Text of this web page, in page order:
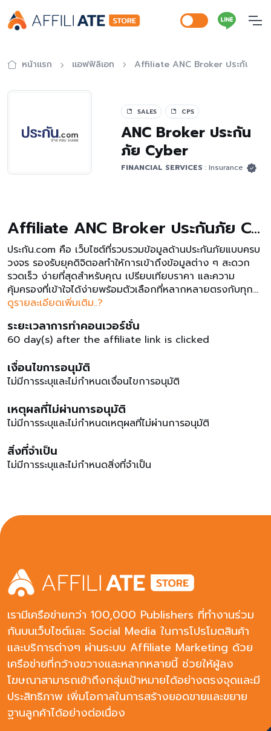
หน้าแรก แอฟฟิลิเอท Affiliate ANC Broker ประกันภัย
SALES CPS
ANC Broker ประกัน
ภัย Cyber
FINANCIAL SERVICES : Insurance
Affiliate ANC Broker ประกันภัย Cyber
ประกัน.com คือ เว็บไซต์ที่รวบรวมข้อมูลด้านประกันภัยแบบครบ
วงจร รองรับยุคดิจิตอลทําให้การเข้าถึงข้อมูลต่าง ๆ สะดวก
รวดเร็ว ง่ายที่สุดสำหรับคุณ เปรียบเทียบราคา และความ
คุ้มครองที่เข้าใจได้ง่ายพร้อมตัวเลือกที่หลากหลายตรงกับทุก
ความต้องการของคุณด้วยแนวคิดที่ว่า ��ง่าย ครบ จบ
เลย��ประกัน.com คือมืออาชีพ เราให้บริการด้วยทีมมืออาชีพ
ที่มีประสบการณ์และความเข้าใจในงานประกันภัยเป็นอย่างดี
ประกัน.com หายห่วง ให้บริการด้วยความซื่อสัตย์ และจริงใจ
ทุกการบริการเชื่อถือ และตรวจสอบได้ประกัน.com เรื่องง่าย
เรามีช่องทางการติดต่อที่หลากหลายนำเสนอข้อมูลให้เข้าใจง่าย
ลดขั้นตอนการทำประกันภัยให้ง่ายขึ้นเปิดแคมเปญ ประกันช้อปอ
ซื้อหรือขายของออนไลน์ การถูกโจรกรรมเงินทางอินเทอร์เน็ต
heft of unds รวมถึงข้อมูลบนอินเทอร์เน็ตจ่ายเงิน �� ไม่ได้
คุ้มครองสูงสุดหลักแสนจ่ายหลักร้อยค่าคอมมิชชั่น 7% ของ
ราคากรมธรรม์เงื่อนไขการอนุมัติการจ่ายค่าโฆษณา : - เมื่อมี
การซื้อประกันและชำระเงินอย่างสมบูรณ์ - จะจ่ายค่าโฆษณาเมื่อ
ไม่พบ user session จาก affiliate links ห้ามทำ rand
time ตามปกติ แต่ conversion จะแสดงสัปดาห์ละครั้งทุกวัน
พุธ
ดูรายละเอียดเพิ่มเติม..?
ระยะเวลาการทำคอนเวอร์ชั่น
60 day(s) after the affiliate link is clicked
เงื่อนไขการอนุมัติ
ไม่มีการระบุและไม่กำหนดเงื่อนไขการอนุมัติ
เหตุผลที่ไม่ผ่านการอนุมัติ
ไม่มีการระบุและไม่กำหนดเหตุผลที่ไม่ผ่านการอนุมัติ
สิ่งที่จำเป็น
ไม่มีการระบุและไม่กำหนดสิ่งที่จำเป็น
เรามีเครือข่ายกว่า 100,000 Publishers ที่ทำงานร่วม
กันบนเว็บไซต์และ Social Media ในการโปรโมตสินค้า
และบริการต่างๆ ผ่านระบบ Affiliate Marketing ด้วย
เครือข่ายที่กว้างขวางและหลากหลายนี้ ช่วยให้ผู้ลง
โฆษณาสามารถเข้าถึงกลุ่มเป้าหมายได้อย่างตรงจุดและมี
ประสิทธิภาพ เพิ่มโอกาสในการสร้างยอดขายและขยาย
ฐานลูกค้าได้อย่างต่อเนื่อง